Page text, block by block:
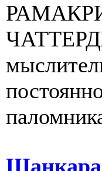
Шанкара